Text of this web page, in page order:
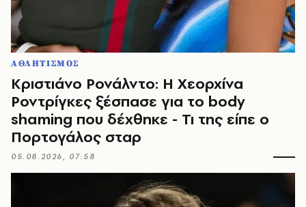
ΑΘΛΗΤΙΣΜΟΣ
Κριστιάνο Ρονάλντο: Η Χεορχίνα
Ροντρίγκες ξέσπασε για το body
shaming που δέχθηκε - Τι της είπε ο
Πορτογάλος σταρ
05.08.2026, 07:58